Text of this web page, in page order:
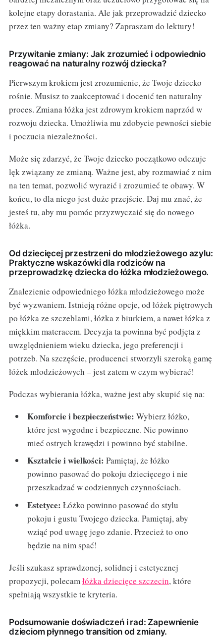
kolejne etapy dorastania. Ale jak przeprowadzić dziecko
przez ten ważny etap zmiany? Zapraszam do lektury!
Przywitanie zmiany: Jak zrozumieć i odpowiednio
reagować na naturalny rozwój dziecka?
Pierwszym krokiem jest zrozumienie, że Twoje dziecko
rośnie. Musisz to zaakceptować i docenić ten naturalny
proces. Zmiana łóżka jest zdrowym krokiem naprzód w
rozwoju dziecka. Umożliwia mu zdobycie pewności siebie
i poczucia niezależności.
Może się zdarzyć, że Twoje dziecko początkowo odczuje
lęk związany ze zmianą. Ważne jest, aby rozmawiać z nim
na ten temat, pozwolić wyrazić i zrozumieć te obawy. W
końcu, to dla niego jest duże przejście. Daj mu znać, że
jesteś tu, aby mu pomóc przyzwyczaić się do nowego
łóżka.
Od dziecięcej przestrzeni do młodzieżowego azylu:
Praktyczne wskazówki dla rodziców na
przeprowadzkę dziecka do łóżka młodzieżowego.
Znalezienie odpowiedniego łóżka młodzieżowego może
być wyzwaniem. Istnieją różne opcje, od łóżek piętrowych
po łóżka ze szczeblami, łóżka z biurkiem, a nawet łóżka z
miękkim materacem. Decyzja ta powinna być podjęta z
uwzględnieniem wieku dziecka, jego preferencji i
potrzeb. Na szczęście, producenci stworzyli szeroką gamę
łóżek młodzieżowych – jest zatem w czym wybierać!
Podczas wybierania łóżka, ważne jest aby skupić się na:
Komforcie i bezpieczeństwie: Wybierz łóżko,
które jest wygodne i bezpieczne. Nie powinno
mieć ostrych krawędzi i powinno być stabilne.
Kształcie i wielkości: Pamiętaj, że łóżko
powinno pasować do pokoju dziecięcego i nie
przeszkadzać w codziennych czynnościach.
Estetyce: Łóżko powinno pasować do stylu
pokoju i gustu Twojego dziecka. Pamiętaj, aby
wziąć pod uwagę jego zdanie. Przecież to ono
będzie na nim spać!
Jeśli szukasz sprawdzonej, solidnej i estetycznej
propozycji, polecam łóżka dziecięce szczecin, które
spełniają wszystkie te kryteria.
Podsumowanie doświadczeń i rad: Zapewnienie
dzieciom płynnego transition od zmiany.